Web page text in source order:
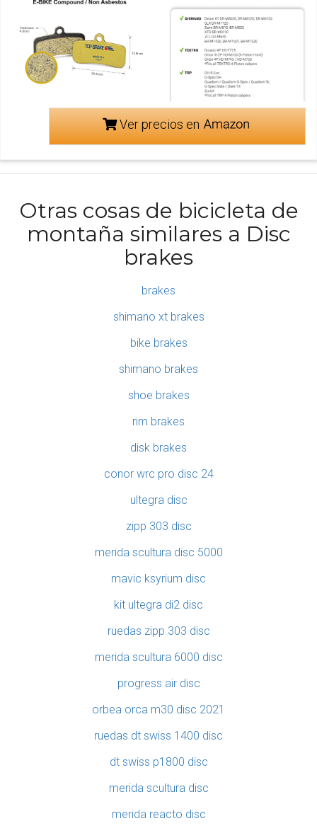
Ver precios en
Otras cosas de bicicleta de
montaña similares a Disc
brakes
brakes
shimano xt brakes
bike brakes
shimano brakes
shoe brakes
rim brakes
disk brakes
conor wrc pro disc 24
ultegra disc
zipp 303 disc
merida scultura disc 5000
mavic ksyrium disc
kit ultegra di2 disc
ruedas zipp 303 disc
merida scultura 6000 disc
progress air disc
orbea orca m30 disc 2021
ruedas dt swiss 1400 disc
dt swiss p1800 disc
merida scultura disc
merida reacto disc